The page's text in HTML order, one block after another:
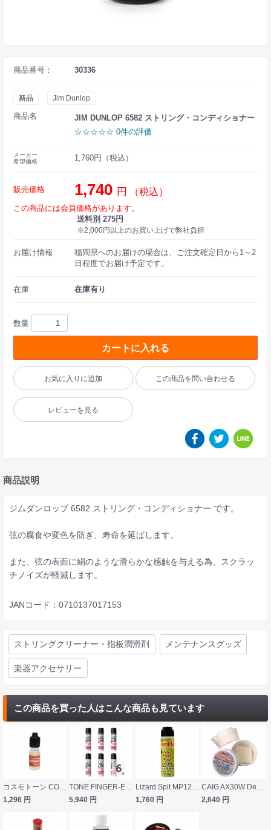
商品番号： 30336
新品 Jim Dunlop
商品名
JIM DUNLOP 6582 ストリング・コンディショナー
☆☆☆☆☆ 0件の評価
メーカー
希望価格
1,760円（税込）
販売価格 1,740 円 （税込）
この商品には会員価格があります。
送料別 275円
※2,000円以上のお買い上げで弊社負担
お届け情報
福岡県へのお届けの場合は、ご注文確定日から1～2
日程度でお届け予定です。
在庫 在庫有り
数量
カートに入れる
お気に入りに追加 この商品を問い合わせる
レビューを見る
商品説明
ジムダンロップ 6582 ストリング・コンディショナー です。
弦の腐食や変色を防ぎ、寿命を延ばします。
また、弦の表面に絹のような滑らかな感触を与える為、スクラッ
チノイズが軽減します。
JANコード：0710137017153
ストリングクリーナー・指板潤滑剤 メンテナンスグッズ
楽器アクセサリー
この商品を買った人はこんな商品も見ています
1,296 円
5,940 円
1,760 円
2,640 円